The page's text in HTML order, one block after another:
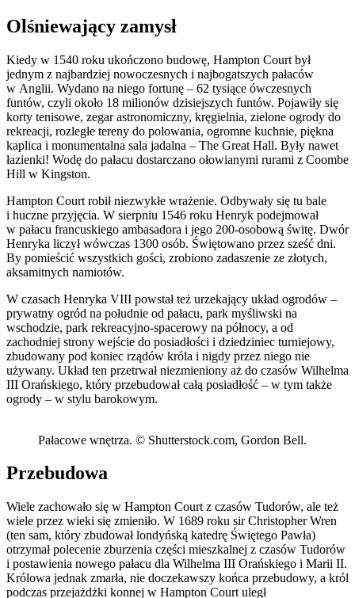
Olśniewający zamysł
Kiedy w 1540 roku ukończono budowę, Hampton Court był
jednym z najbardziej nowoczesnych i najbogatszych pałaców
w Anglii. Wydano na niego fortunę – 62 tysiące ówczesnych
funtów, czyli około 18 milionów dzisiejszych funtów. Pojawiły się
korty tenisowe, zegar astronomiczny, kręgielnia, zielone ogrody do
rekreacji, rozległe tereny do polowania, ogromne kuchnie, piękna
kaplica i monumentalna sala jadalna – The Great Hall. Były nawet
łazienki! Wodę do pałacu dostarczano ołowianymi rurami z Coombe
Hill w Kingston.
Hampton Court robił niezwykłe wrażenie. Odbywały się tu bale
i huczne przyjęcia. W sierpniu 1546 roku Henryk podejmował
w pałacu francuskiego ambasadora i jego 200-osobową świtę. Dwór
Henryka liczył wówczas 1300 osób. Świętowano przez sześć dni.
By pomieścić wszystkich gości, zrobiono zadaszenie ze złotych,
aksamitnych namiotów.
W czasach Henryka VIII powstał też urzekający układ ogrodów –
prywatny ogród na południe od pałacu, park myśliwski na
wschodzie, park rekreacyjno-spacerowy na północy, a od
zachodniej strony wejście do posiadłości i dziedziniec turniejowy,
zbudowany pod koniec rządów króla i nigdy przez niego nie
używany. Układ ten przetrwał niezmieniony aż do czasów Wilhelma
III Orańskiego, który przebudował całą posiadłość – w tym także
ogrody – w stylu barokowym.
Pałacowe wnętrza. © Shutterstock.com, Gordon Bell.
Przebudowa
Wiele zachowało się w Hampton Court z czasów Tudorów, ale też
wiele przez wieki się zmieniło. W 1689 roku sir Christopher Wren
(ten sam, który zbudował londyńską katedrę Świętego Pawła)
otrzymał polecenie zburzenia części mieszkalnej z czasów Tudorów
i postawienia nowego pałacu dla Wilhelma III Orańskiego i Marii II.
Królowa jednak zmarła, nie doczekawszy końca przebudowy, a król
podczas przejażdżki konnej w Hampton Court uległ